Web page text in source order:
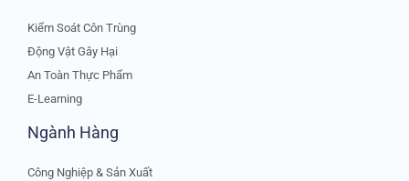
Kiểm Soát Côn Trùng
Động Vật Gây Hại
An Toàn Thực Phẩm
E-Learning
Ngành Hàng
Công Nghiệp & Sản Xuất